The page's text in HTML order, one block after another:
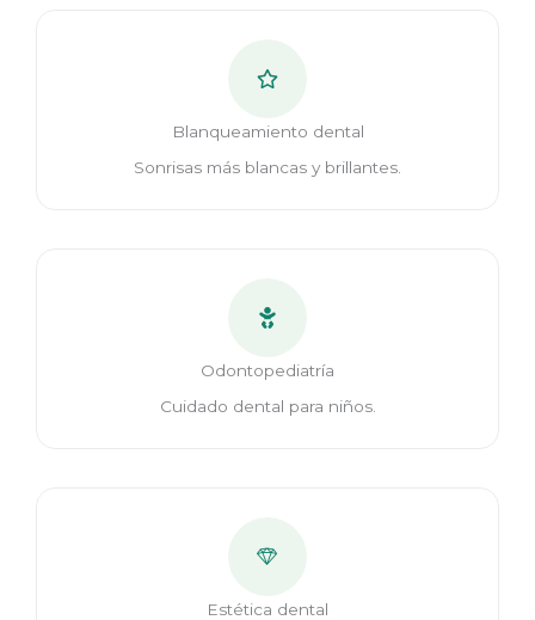
Blanqueamiento dental
Sonrisas más blancas y brillantes.
Odontopediatría
Cuidado dental para niños.
Estética dental